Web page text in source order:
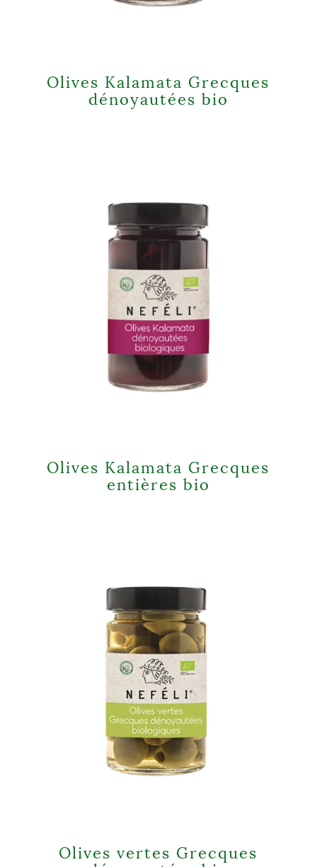
Olives Kalamata Grecques
dénoyautées bio
Olives Kalamata Grecques
entières bio
Olives vertes Grecques